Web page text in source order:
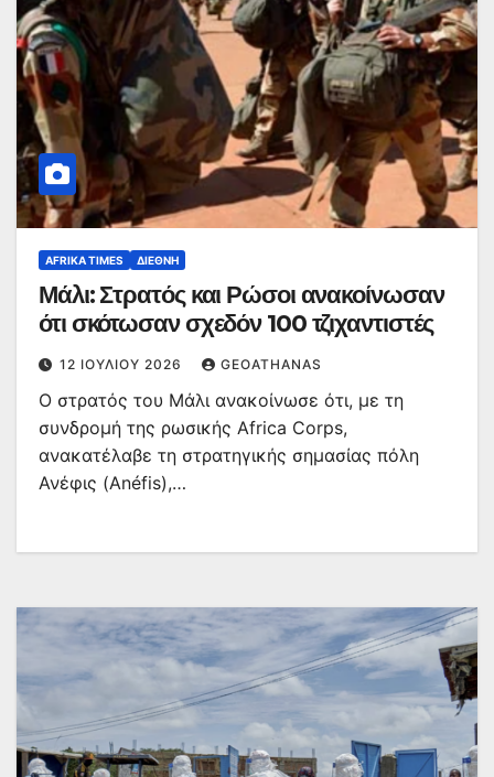
AFRIKA TIMES ΔΙΕΘΝΉ
Μάλι: Στρατός και Ρώσοι ανακοίνωσαν
ότι σκότωσαν σχεδόν 100 τζιχαντιστές
12 ΙΟΥΛΊΟΥ 2026 GEOATHANAS
Ο στρατός του Μάλι ανακοίνωσε ότι, με τη
συνδρομή της ρωσικής Africa Corps,
ανακατέλαβε τη στρατηγικής σημασίας πόλη
Ανέφις (Anéfis),…